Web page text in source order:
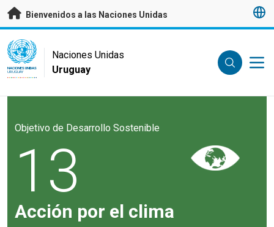
Saltar a contenido principal
Bienvenidos a las Naciones Unidas
UN Logo
NACIONES UNIDAS
URUGUAY
Naciones Unidas
Uruguay
Objetivo de Desarrollo Sostenible
13
Acción por el clima